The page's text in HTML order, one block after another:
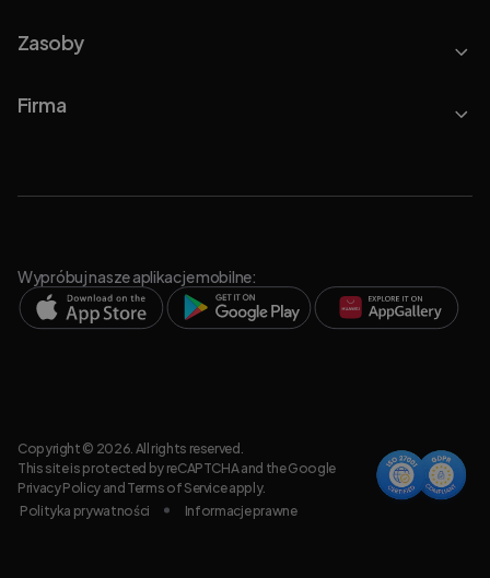
Zasoby
Firma
Wypróbuj nasze aplikacje mobilne:
Copyright © 2026. All rights reserved.
This site is protected by reCAPTCHA and the Google
Privacy Policyand Terms of Serviceapply.
Polityka prywatności
Informacje prawne